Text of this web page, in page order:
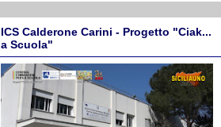
ICS Calderone Carini - Progetto "Ciak...
a Scuola"